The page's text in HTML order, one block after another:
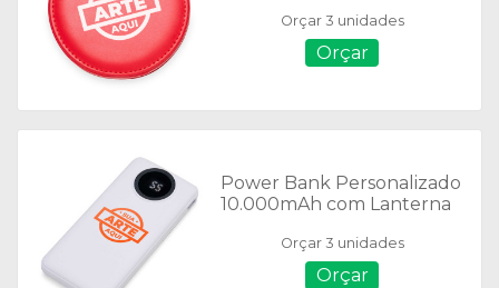
Orçar 3 unidades
Orçar
Power Bank Personalizado
10.000mAh com Lanterna
Orçar 3 unidades
Orçar